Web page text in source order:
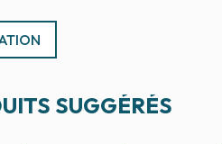
SUGGÉRÉS